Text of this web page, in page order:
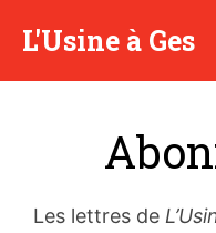
L'Usine à Ges
Les lettres de